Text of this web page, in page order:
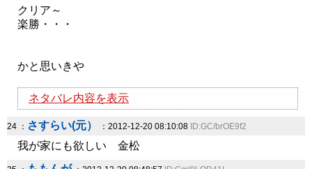
クリア～
楽勝・・・
かと思いきや
ネタバレ内容を表示
24 ： さすらい(元） ：2012-12-20 08:10:08 ID:GC/brOE9f2
我が家にも欲しい 金松